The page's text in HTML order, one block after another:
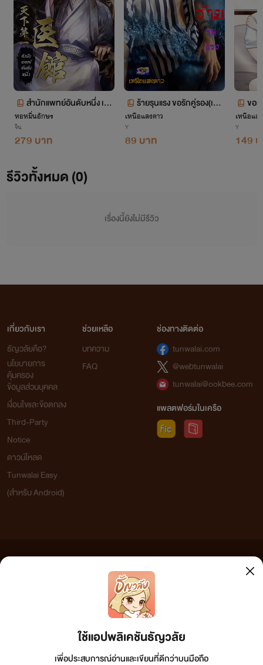
สำนักแพทย์อันดับหนึ่ง เล่ม
7 ตอนที่ 559-630
หอหมื่นอักษร
จีน
279 บาท
ร้ายรุนแรง ขอรักคู่รอง(เฉพ
าะแสนxแตงโม)มีตอนเพิ่ม
เหนือแสงดาว
Y
89 บาท
ขอรั
ฆx
เหนือแส
Y
149
รีวิวทั้งหมด (0)
เรื่องนี้ยังไม่มีรีวิว
ใช้แอปพลิเคชันธัญวลัย
เพื่อประสบการณ์อ่านและเขียนที่ดีกว่าบนมือถือ
เกี่ยวกับเรา
ธัญวลัยคือ?
นโยบายการ
คุ้มครอง
ข้อมูลส่วนบุคคล
เงื่อนไขและข้อตกลง
Third-Party
Notice
ดาวน์โหลด
Tunwalai Easy
(สำหรับ Android)
ช่วยเหลือ
บทความ
FAQ
ช่องทางติดต่อ
tunwalai.com
@webtunwalai
tunwalai@ookbee.com
แพลตฟอร์มในเครือ
เว็บไซต์แห่งนี้ไม่ได้เห็นด้วยและไม่ขอรับผิดชอบต่อข้อความใดๆ ทั้งสิ้น ดังนั้นผู้อ่านทุกท่านโปรดใช้
วิจารณญาณในการกลั่นกรองด้วยตนเอง และหากท่านพบข้อความใดๆ ที่ขัดต่อกฎหมายและศีลธรรม
เพื่อทีมงานจะได้ดำเนินการในทันที ทั้งนี้ ทางเว็บไซต์ขอสงวน
ลิขสิทธิ์ตามพระราชบัญญัติลิขสิทธิ์ (ฉบับเพิ่มเติม) พ.ศ.2558